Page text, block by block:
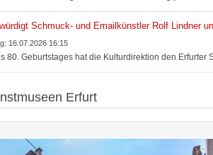
Schmuck- und Emailkünstler Rolf Lindner
16.07.2026 16:15
80. Geburtstages hat die Kulturdirektion den
Erfurt